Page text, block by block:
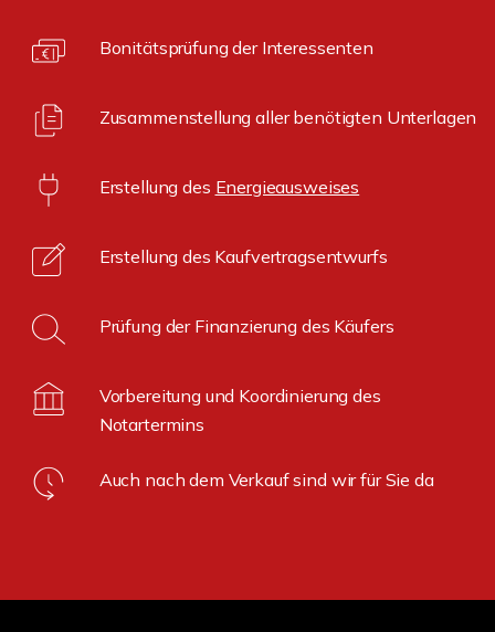
Bonitätsprüfung der Interessenten
Zusammenstellung aller benötigten Unterlagen
Erstellung des Energieausweises
Erstellung des Kaufvertragsentwurfs
Prüfung der Finanzierung des Käufers
Vorbereitung und Koordinierung des
Notartermins
Auch nach dem Verkauf sind wir für Sie da